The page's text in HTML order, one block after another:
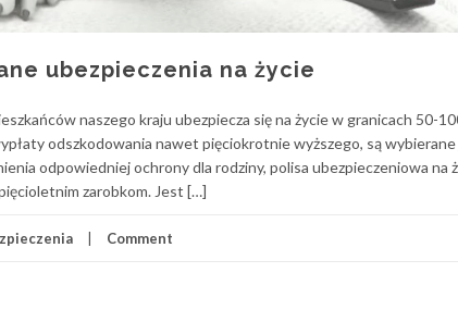
ubezpieczenia na życie
naszego kraju ubezpiecza się na życie w granicach 50-
odszkodowania nawet pięciokrotnie wyższego, są
odpowiedniej ochrony dla rodziny, polisa ubezpieczeniowa na
zarobkom. Jest […]
Comment